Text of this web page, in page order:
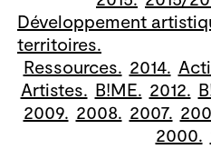
Développement
territoires.
Ressources. 2014.
Artistes. B!ME. 2012.
2009. 2008. 2007.
2000.